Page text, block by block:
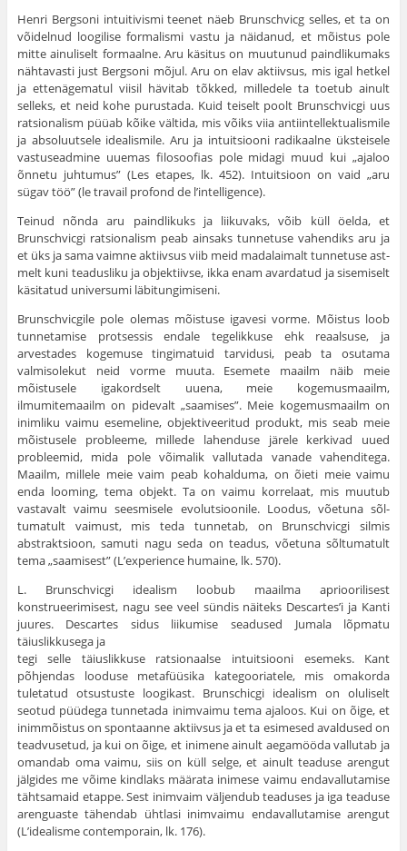
Henri Bergsoni intuitivismi teenet näeb Brunschvicg selles, et ta on
võidelnud loogilise formalismi vastu ja näidanud, et mõistus pole
mitte ainuliselt formaalne. Aru käsitus on muutunud paindliku­maks
nähtavasti just Bergsoni mõjul. Aru on elav aktiivsus, mis igal hetkel
ja ettenägematul viisil hävitab tõkked, milledele ta toetub ainult
selleks, et neid kohe purustada. Kuid teiselt poolt Brunschvicgi uus
ratsionalism püüab kõike vältida, mis võiks viia antiintellektualismile
ja absoluutsele idealismile. Aru ja intuitsiooni radikaalne üks­teisele
vastuseadmine uuemas filosoofias pole midagi muud kui „ajaloo
õnnetu juhtumus” (Les etapes, lk. 452). Intuitsioon on vaid „aru
sügav töö” (le travail profond de l’intelligence).
Teinud nõnda aru paindlikuks ja liikuvaks, võib küll öelda, et
Brunschvicgi ratsionalism peab ainsaks tunnetuse vahendiks aru ja
et üks ja sama vaimne aktiivsus viib meid madalaimalt tunnetuse ast­
melt kuni teadusliku ja objektiivse, ikka enam avardatud ja sisemiselt
käsitatud universumi läbitungimiseni.
Brunschvicgile pole olemas mõistuse igavesi vorme. Mõistus loob
tunnetamise protsessis endale tegelikkuse ehk reaalsuse, ja
arvestades kogemuse tingimatuid tarvidusi, peab ta osutama
valmisolekut neid vorme muuta. Esemete maailm näib meie
mõistusele igakordselt uuena, meie kogemusmaailm,
ilmumitemaailm on pidevalt „saamises”. Meie kogemusmaailm on
inimliku vaimu esemeline, objektiveeritud produkt, mis seab meie
mõistusele probleeme, millede lahenduse järele kerkivad uued
probleemid, mida pole võimalik vallutada vanade vahen­ditega.
Maailm, millele meie vaim peab kohalduma, on õieti meie vaimu
enda looming, tema objekt. Ta on vaimu korrelaat, mis muu­tub
vastavalt vaimu seesmisele evolutsioonile. Loodus, võetuna sõl­
tumatult vaimust, mis teda tunnetab, on Brunschvicgi silmis
abstrakt­sioon, samuti nagu seda on teadus, võetuna sõltumatult
tema „saamisest” (L’experience humaine, lk. 570).
L. Brunschvicgi idealism loobub maailma aprioorilisest
konstrueerimisest, nagu see veel sündis näiteks Descartes’i ja Kanti
juures. Descartes sidus liikumise seadused Jumala lõpmatu
täiuslikkusega ja
tegi selle täiuslikkuse ratsionaalse intuitsiooni esemeks. Kant
põhjendas looduse metafüüsika kategooriatele, mis omakorda
tuletatud otsustuste loogikast. Brunschicgi idealism on oluliselt
seotud püüdega tunnetada inimvaimu tema ajaloos. Kui on õige, et
inimmõistus on spontaanne aktiivsus ja et ta esimesed avaldused on
teadvusetud, ja kui on õige, et inimene ainult aegamööda vallutab ja
omandab oma vaimu, siis on küll selge, et ainult teaduse arengut
jälgides me võime kindlaks määrata inimese vaimu endavallutamise
tähtsamaid etappe. Sest inimvaim väljendub teaduses ja iga teaduse
arenguaste tähendab ühtlasi inimvaimu endavallutamise arengut
(L’idealisme contemporain, lk. 176).